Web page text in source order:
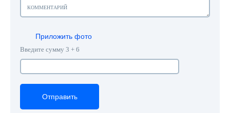
Приложить фото
Введите сумму 3 + 6
Отправить
Отправить
Отправить